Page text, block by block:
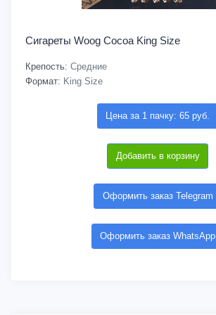
Сигареты Woog Cocoa King Size
Крепость: Средние
Формат: King Size
Цена за 1 пачку: 65 руб.
Добавить в корзину
Оформить заказ Telegram
Оформить заказ WhatsApp